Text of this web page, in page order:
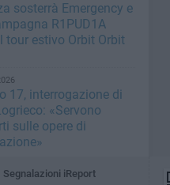
sosterrà Emergency e
R1PUD1A
tour estivo Orbit Orbit
17, interrogazione di
«Servono
sulle opere di
Segnalazioni iReport